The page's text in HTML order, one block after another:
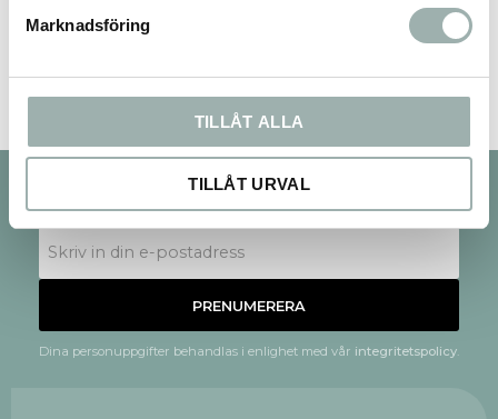
Marknadsföring
TILLÅT ALLA
TILLÅT URVAL
Nyhetsbrev
PRENUMERERA
Dina personuppgifter behandlas i enlighet med vår integritetspolicy.